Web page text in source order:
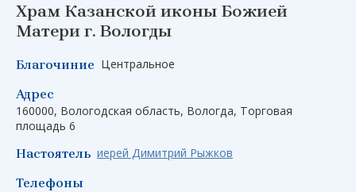
Храм Казанской иконы Божией
Матери г. Вологды
Благочиние Центральное
Адрес
160000, Вологодская область, Вологда, Торговая
площадь 6
Настоятель иерей Димитрий Рыжков
Телефоны